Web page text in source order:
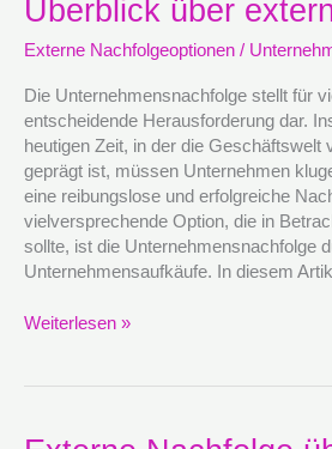
Überblick über
Externe Nachfolgeoptionen /
Die Unternehmensnachfolge stellt für
entscheidende Herausforderung dar.
heutigen Zeit, in der die Geschäftswelt
geprägt ist, müssen Unternehmen
eine reibungslose und erfolgreiche
vielversprechende Option, die in
sollte, ist die Unternehmensnachfolge
Unternehmensaufkäufe. In diesem
Überblick
über
Optionen
Weiterlesen »
Externe